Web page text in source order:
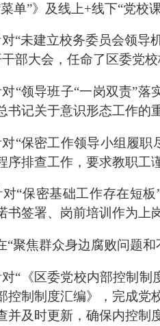
菜单”》 及线上+线下“党校
“未建立校务委员会领导
部大会，任命了区委党校
“领导班子“一岗双责”落
书记关于意识形态工作的
对“保密工作领导小组履职
序排查工作 ， 要求教职工
对“保密基础工作存在短板
书签署、岗前培训作为上
“聚焦群众身边腐败问题和
对“ 《区委党校内部控制
控制制度汇编》，完成党
并及时更新，确保内控制